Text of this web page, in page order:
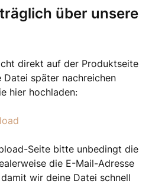
über unsere
direkt auf der Produktseite
später nachreichen
hier hochladen:
Seite bitte unbedingt die
die E-Mail-Adresse
wir deine Datei schnell